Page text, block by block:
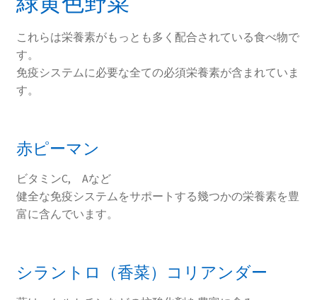
これらは栄養素がもっとも多く配合されている食べ物で
す。
免疫システムに必要な全ての必須栄養素が含まれていま
す。
赤ピーマン
ビタミンC, Aなど
健全な免疫システムをサポートする幾つかの栄養素を豊
富に含んでいます。
シラントロ（香菜）コリアンダー